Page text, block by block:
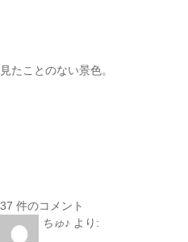
見たことのない景色。
37 件のコメント
ちゅ♪ より: